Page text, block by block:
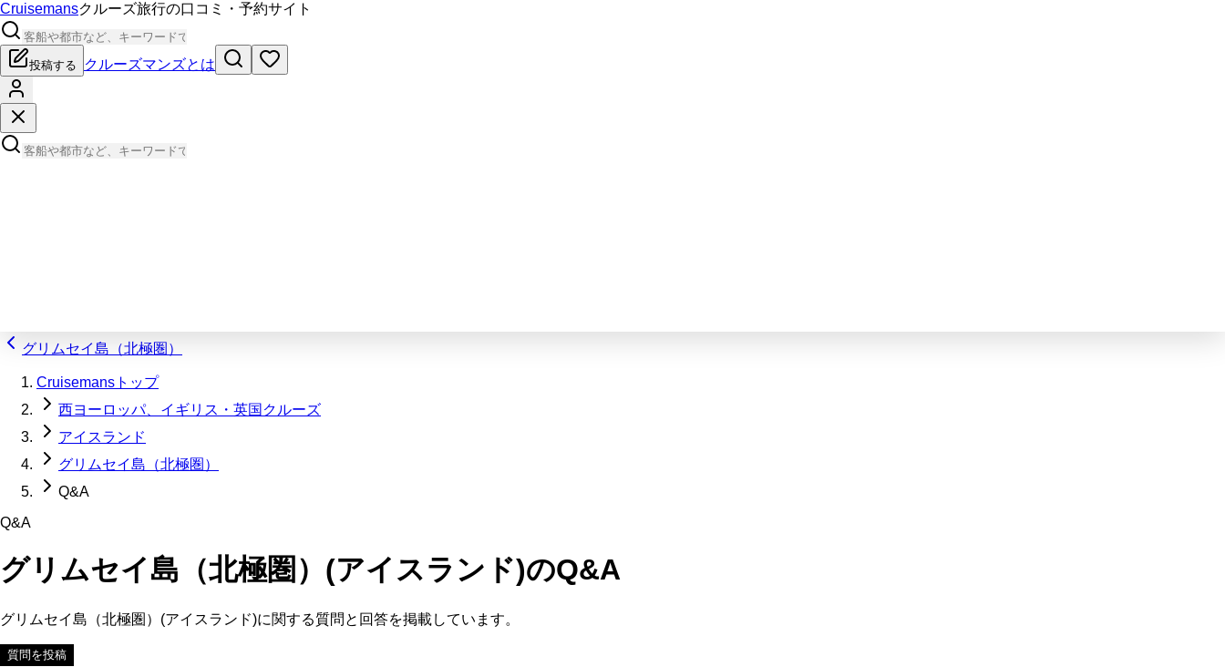
Cruisemansクルーズ旅行の口コミ・予約サイト
投稿する クルーズマンズとは
グリムセイ島（北極圏）
Cruisemansトップ
西ヨーロッパ、イギリス・英国クルーズ
アイスランド
グリムセイ島（北極圏）
Q&A
Q&A
グリムセイ島（北極圏）(アイスランド)のQ&A
グリムセイ島（北極圏）(アイスランド)に関する質問と回答を掲載しています。
質問を投稿